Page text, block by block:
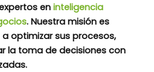
en inteligencia
. Nuestra misión es
optimizar sus procesos,
la toma de decisiones con